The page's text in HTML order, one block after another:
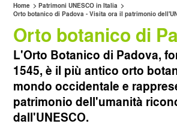
SERVIZIO CLIENTI
SERVIZI INCLUSI
SALTA LA FILA
CAGLIARI AEROPORTO
CATANIA AEROPORTO
MILANO LINATE
Home > Patrimoni UNESCO in Italia >
Orto botanico di Padova - Visita ora il patrimonio
Orto botanico di
L'Orto Botanico di Padova,
1545, è il più antico orto
mondo occidentale e
patrimonio dell'umanità
dall'UNESCO.